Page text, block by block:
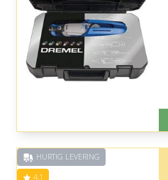
HURTIG LEVERING
4.1